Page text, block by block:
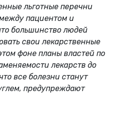
льготные перечни
пациентом и
большинство людей
свои лекарственные
фоне планы властей по
лекарств до
все болезни станут
предупреждают